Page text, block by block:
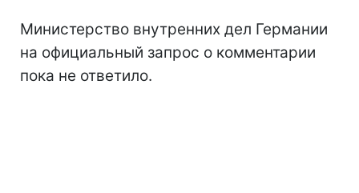
Министерство внутренних дел Германии
на официальный запрос о комментарии
пока не ответило.